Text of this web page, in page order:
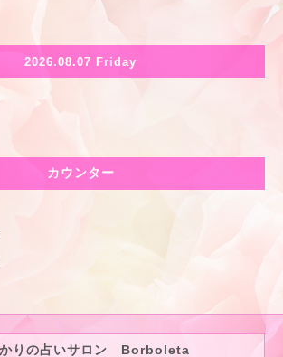
2026.08.07 Friday
カウンター
りの占いサロン Borboleta